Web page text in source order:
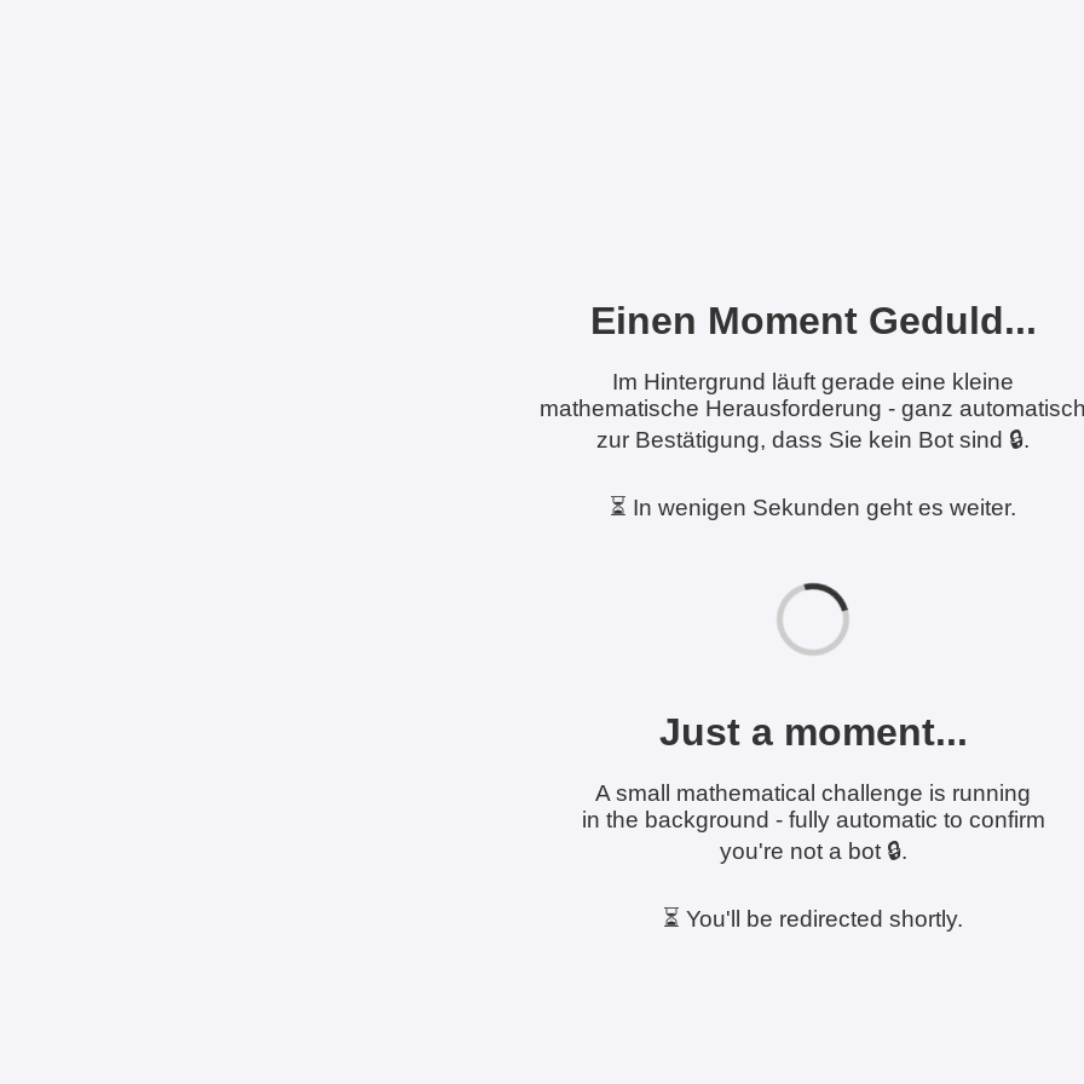
Einen Moment Geduld...
Im Hintergrund läuft gerade eine kleine
mathematische Herausforderung - ganz
zur Bestätigung, dass Sie kein Bot sind 🔒.
⏳ In wenigen Sekunden geht es weiter.
Just a moment...
A small mathematical challenge is running
in the background - fully automatic to confirm
you're not a bot 🔒.
⏳ You'll be redirected shortly.